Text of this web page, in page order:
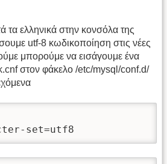
τα ελληνικά στην κονσόλα της
utf-8 κωδικοποίηση στις νέες
μπορούμε να εισάγουμε ένα
στον φάκελο /etc/mysql/conf.d/
set=utf8